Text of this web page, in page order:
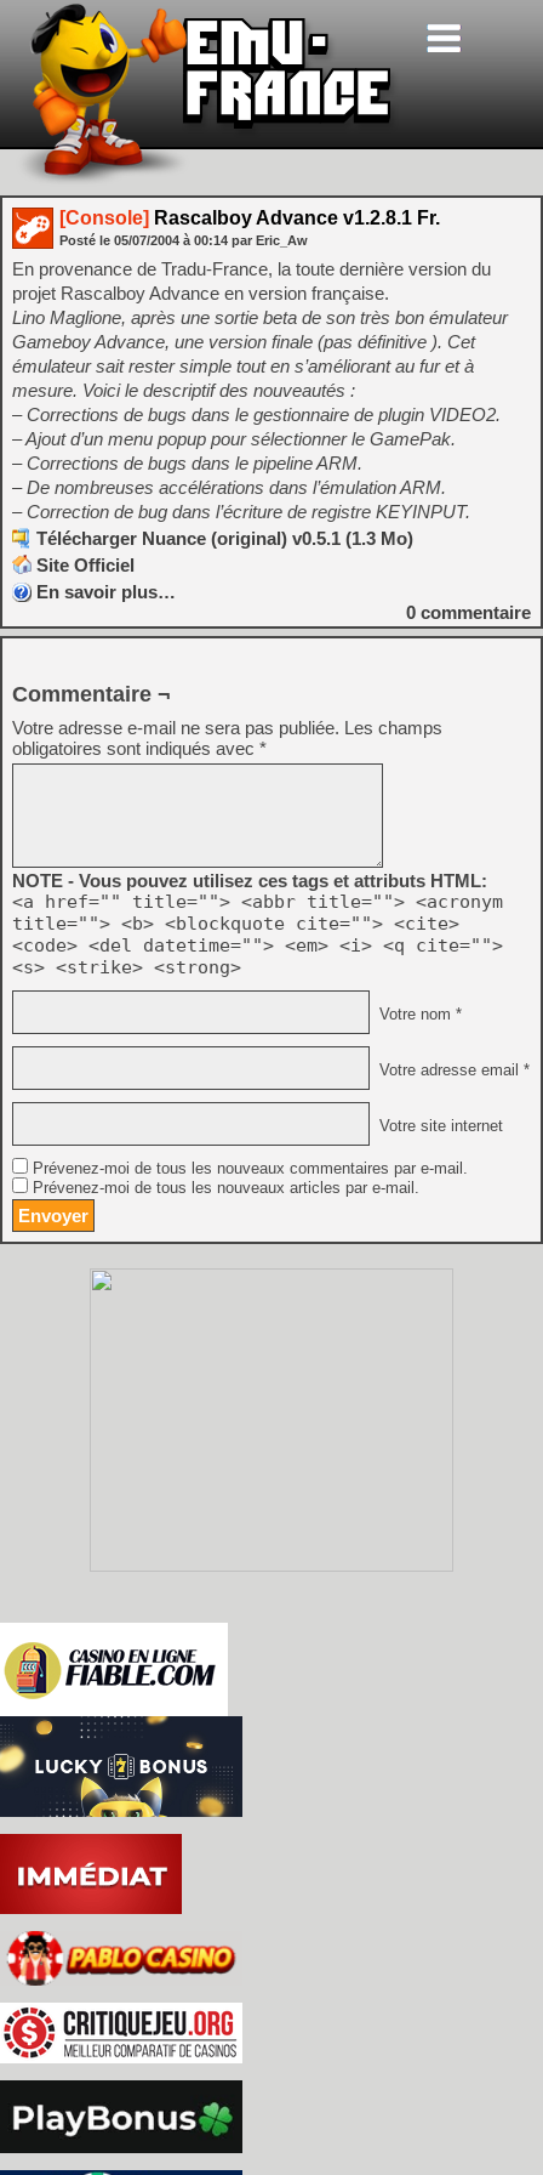
[Console] Rascalboy Advance v1.2.8.1 Fr.
Posté le 05/07/2004 à 00:14 par Eric_Aw
En provenance de Tradu-France, la toute dernière version du
projet Rascalboy Advance en version française.
Lino Maglione, après une sortie beta de son très bon émulateur
Gameboy Advance, une version finale (pas définitive ). Cet
émulateur sait rester simple tout en s’améliorant au fur et à
mesure. Voici le descriptif des nouveautés :
– Corrections de bugs dans le gestionnaire de plugin VIDEO2.
– Ajout d’un menu popup pour sélectionner le GamePak.
– Corrections de bugs dans le pipeline ARM.
– De nombreuses accélérations dans l’émulation ARM.
– Correction de bug dans l’écriture de registre KEYINPUT.
Télécharger Nuance (original) v0.5.1 (1.3 Mo)
Site Officiel
En savoir plus…
0 commentaire
Commentaire ¬
Votre adresse e-mail ne sera pas publiée. Les champs
obligatoires sont indiqués avec *
NOTE - Vous pouvez utilisez ces tags et attributs HTML:
<a href="" title=""> <abbr title=""> <acronym
title=""> <b> <blockquote cite=""> <cite>
<code> <del datetime=""> <em> <i> <q cite="">
<s> <strike> <strong>
Votre nom *
Votre adresse email *
Votre site internet
Prévenez-moi de tous les nouveaux commentaires par e-mail.
Prévenez-moi de tous les nouveaux articles par e-mail.